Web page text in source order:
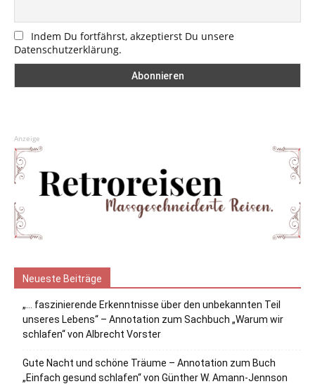
Indem Du fortfährst, akzeptierst Du unsere
Datenschutzerklärung.
Anzeige
Neueste Beiträge
„… faszinierende Erkenntnisse über den unbekannten Teil
unseres Lebens“ – Annotation zum Sachbuch „Warum wir
schlafen“ von Albrecht Vorster
Gute Nacht und schöne Träume – Annotation zum Buch
„Einfach gesund schlafen“ von Günther W. Amann-Jennson